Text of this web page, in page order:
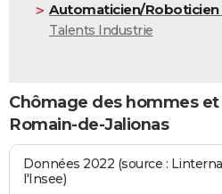
Automaticien/Roboticien
Talents Industrie
Chômage des hommes
Romain-de-Jalionas
Données 2022 (source :
l'Insee)